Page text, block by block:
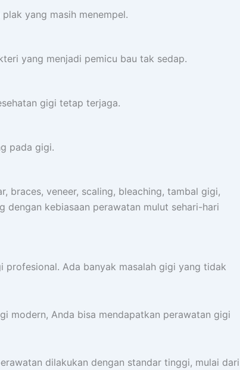
yang masih menempel.
yang menjadi pemicu bau tak sedap.
gigi tetap terjaga.
pada gigi.
braces, veneer, scaling, bleaching, tambal gigi,
kebiasaan perawatan mulut sehari-hari
Ada banyak masalah gigi yang tidak
modern, Anda bisa mendapatkan perawatan gigi
dilakukan dengan standar tinggi, mulai dari